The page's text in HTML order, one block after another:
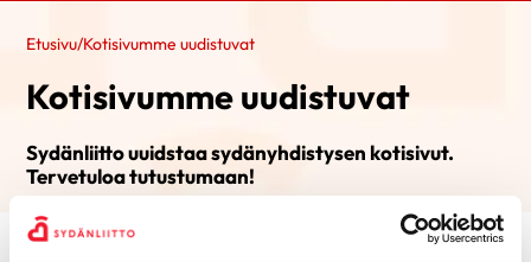
Etusivu/Kotisivumme uudistuvat
Kotisivumme uudistuvat
Sydänliitto uuidstaa sydänyhdistysen kotisivut.
Tervetuloa tutustumaan!